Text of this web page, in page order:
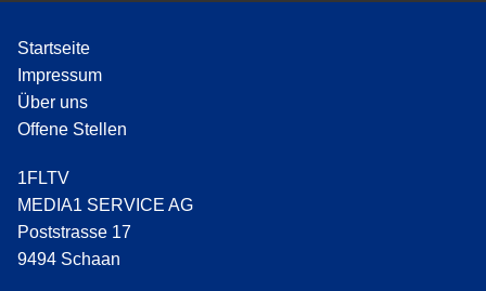
Startseite
Impressum
Über uns
Offene Stellen
1FLTV
MEDIA1 SERVICE AG
Poststrasse 17
9494 Schaan